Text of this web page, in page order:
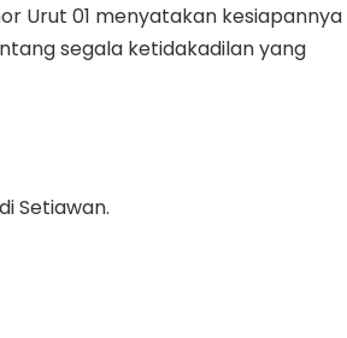
Urut 01 menyatakan kesiapannya
segala ketidakadilan yang
Setiawan.